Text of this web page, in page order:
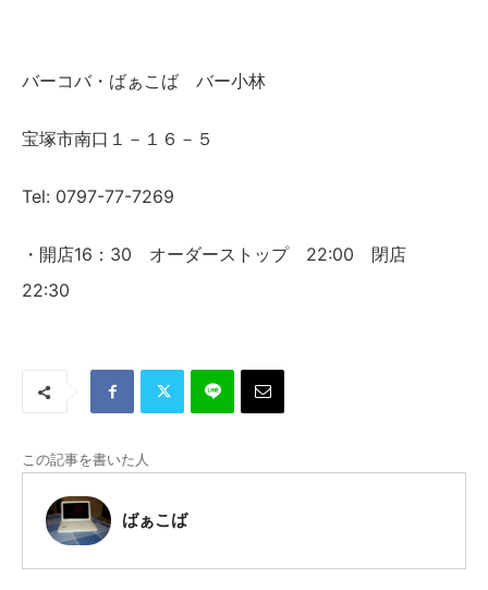
バーコバ・ばぁこば バー小林
宝塚市南口１－１６－５
Tel: 0797-77-7269
・開店16：30 オーダーストップ 22:00 閉店
22:30
この記事を書いた人
ばぁこば